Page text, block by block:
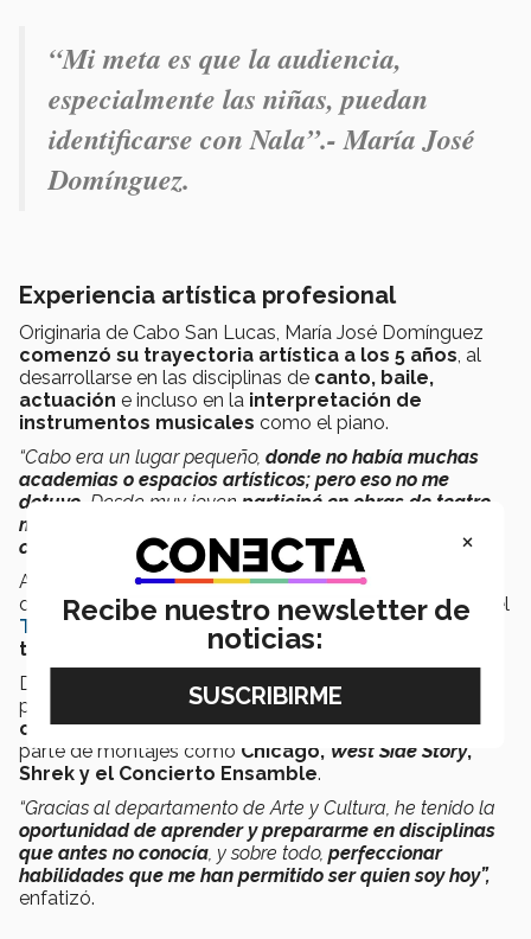
“Mi meta es que la audiencia,
especialmente las niñas, puedan
identificarse con Nala”.- María José
Domínguez.
Experiencia artística profesional
Originaria de Cabo San Lucas, María José Domínguez
comenzó su trayectoria artística a los 5 años, al
desarrollarse en las disciplinas de canto, baile,
actuación e incluso en la interpretación de
instrumentos musicales como el piano.
“Cabo era un lugar pequeño, donde no había muchas
academias o espacios artísticos; pero eso no me
detuvo. Desde muy joven participé en obras de teatro
musical y tomé clases de ballet y baile
contemporáneo”,comentó.
Años después, se mudó a Guadalajara con el objetivo
de estudiar laLicenciatura en Comunicación (LC)en el
Tec de Monterreyy continuar con su crecimiento
tanto a nivel personal como profesional
De esta forma, destacó que su participación en las
producciones de
Arte y Cultura del campus ha sido
clave en su desarrollo artístico, al haber formado
parte de montajes como Chicago, West Side Story,
Shrek y el Concierto Ensamble.
“Gracias al departamento de Arte y Cultura, he tenido la
oportunidad de aprender y prepararme en disciplinas
que antes no conocía, y sobre todo, perfeccionar
habilidades que me han permitido ser quien soy hoy”,
enfatizó.
×
Recibe nuestro newsletter de
noticias: